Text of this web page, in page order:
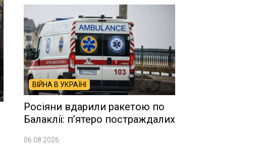
ВІЙНА В УКРАЇНІ
Росіяни вдарили ракетою по
Балаклії: п’ятеро постраждалих
06.08.2026